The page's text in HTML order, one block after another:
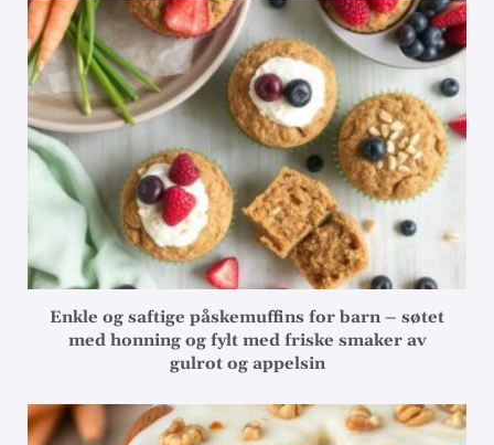
Enkle og saftige påskemuffins for barn – søtet
med honning og fylt med friske smaker av
gulrot og appelsin